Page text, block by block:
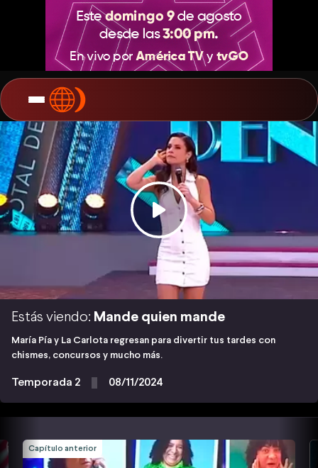
Estás viendo: Mande quien mande
María Pía y La Carlota regresan para divertir tus tardes con
chismes, concursos y mucho más.
Temporada 2 08/11/2024
Capítulo anterior